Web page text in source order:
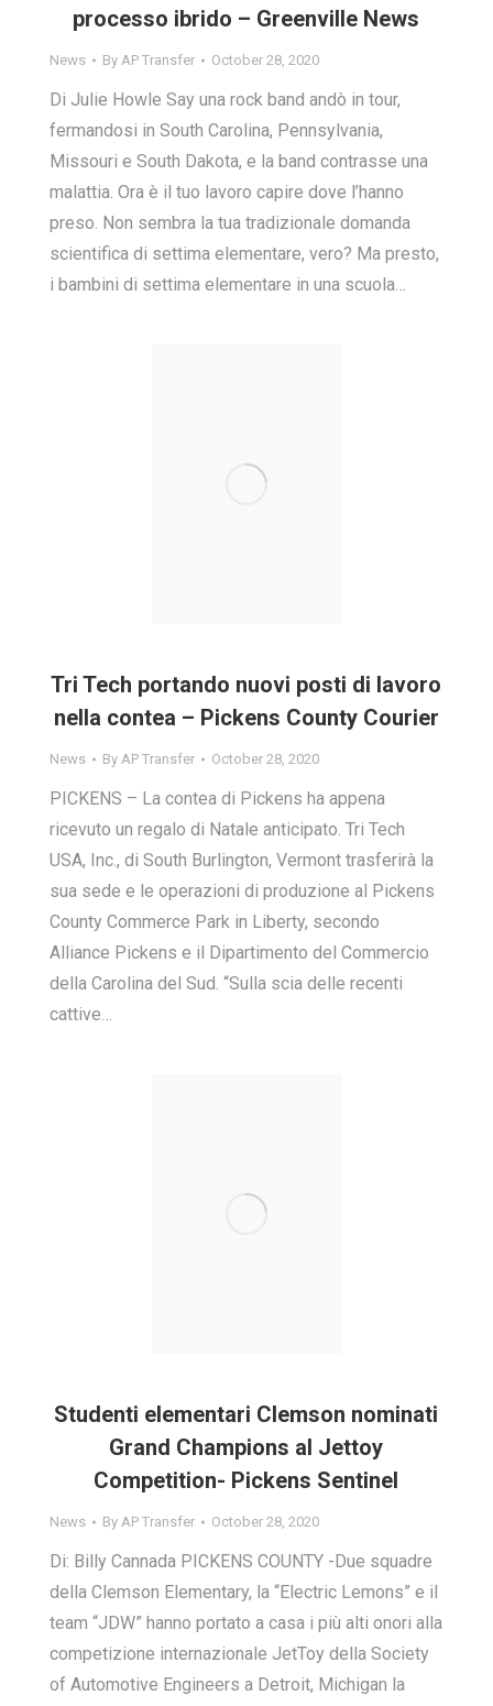
processo ibrido – Greenville News
News By AP Transfer October 28, 2020
Di Julie Howle Say una rock band andò in tour,
fermandosi in South Carolina, Pennsylvania,
Missouri e South Dakota, e la band contrasse una
malattia. Ora è il tuo lavoro capire dove l’hanno
preso. Non sembra la tua tradizionale domanda
scientifica di settima elementare, vero? Ma presto,
i bambini di settima elementare in una scuola…
Tri Tech portando nuovi posti di lavoro
nella contea – Pickens County Courier
News By AP Transfer October 28, 2020
PICKENS – La contea di Pickens ha appena
ricevuto un regalo di Natale anticipato. Tri Tech
USA, Inc., di South Burlington, Vermont trasferirà la
sua sede e le operazioni di produzione al Pickens
County Commerce Park in Liberty, secondo
Alliance Pickens e il Dipartimento del Commercio
della Carolina del Sud. “Sulla scia delle recenti
cattive…
Studenti elementari Clemson nominati
Grand Champions al Jettoy
Competition- Pickens Sentinel
News By AP Transfer October 28, 2020
Di: Billy Cannada PICKENS COUNTY -Due squadre
della Clemson Elementary, la “Electric Lemons” e il
team “JDW” hanno portato a casa i più alti onori alla
competizione internazionale JetToy della Society
of Automotive Engineers a Detroit, Michigan la